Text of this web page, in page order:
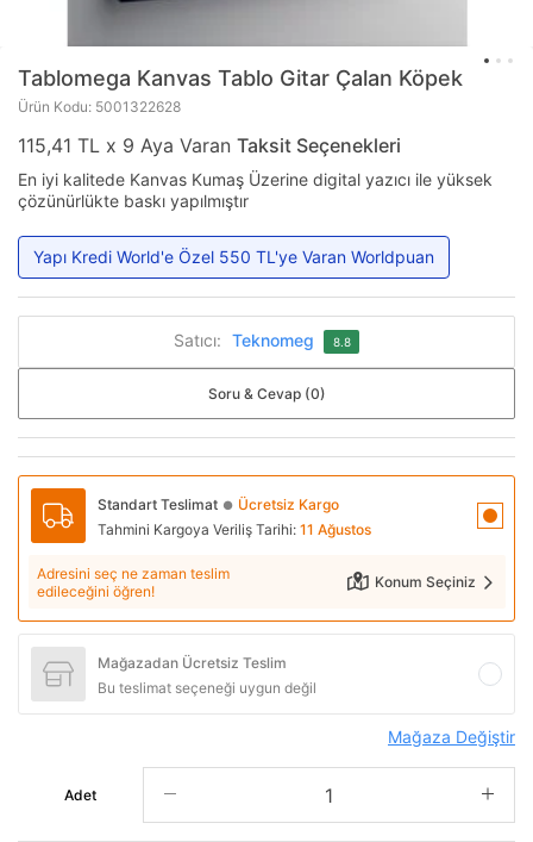
Tablomega Kanvas Tablo Gitar Çalan Köpek
Ürün Kodu: 5001322628
115,41 TL x 9 Aya Varan Taksit Seçenekleri
En iyi kalitede Kanvas Kumaş Üzerine digital yazıcı ile yüksek
çözünürlükte baskı yapılmıştır
Yapı Kredi World'e Özel 550 TL'ye Varan Worldpuan
Satıcı: Teknomeg 8.8
Soru & Cevap (0)
Standart Teslimat ● Ücretsiz Kargo
Tahmini Kargoya Veriliş Tarihi: 11 Ağustos
Adresini seç ne zaman teslim
edileceğini öğren!
Konum Seçiniz
Mağazadan Ücretsiz Teslim
Bu teslimat seçeneği uygun değil
Mağaza Değiştir
Adet